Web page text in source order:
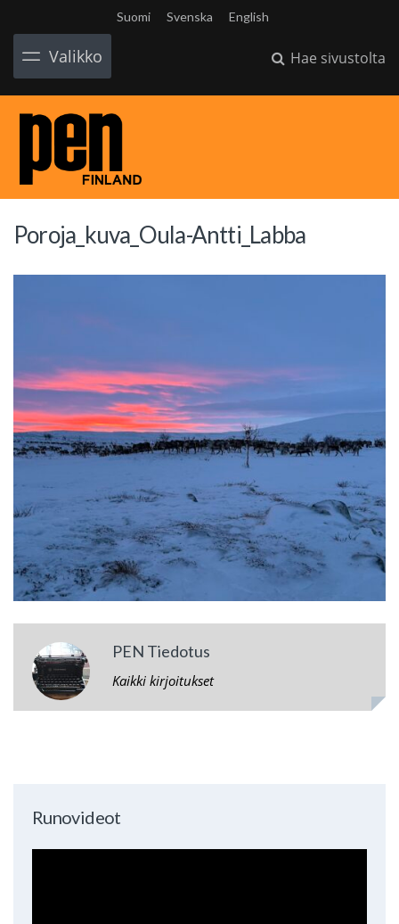
Suomi Svenska English
Valikko Hae sivustolta
Poroja_kuva_Oula-Antti_Labba
PEN Tiedotus
Kaikki kirjoitukset
Runovideot